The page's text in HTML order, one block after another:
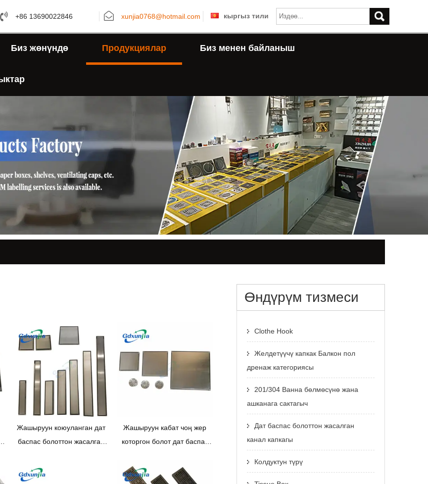
+86 13690022846 xunjia0768@hotmail.com кыргыз тили
Биз жөнүндө Продукциялар Биз менен байланыш
Жашыруун коюуланган дат
баспас болоттон жасалган
Жашыруун кабат чоң жер
которгон болот дат баспас
Өндүрүм тизмеси
Clothe Hook
Желдетүүчү капкак Балкон пол
дренаж категориясы
201/304 Ванна бөлмөсүнө жана
ашканага сактагыч
Дат баспас болоттон жасалган
канал капкагы
Колдуктун түрү